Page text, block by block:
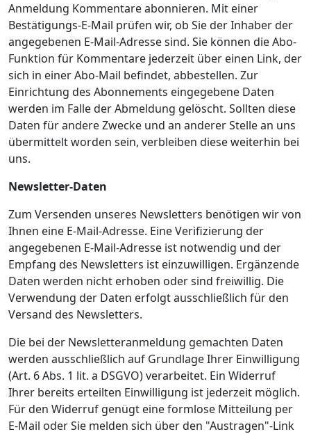
Anmeldung Kommentare abonnieren. Mit einer
Bestätigungs-E-Mail prüfen wir, ob Sie der Inhaber der
angegebenen E-Mail-Adresse sind. Sie können die Abo-
Funktion für Kommentare jederzeit über einen Link, der
sich in einer Abo-Mail befindet, abbestellen. Zur
Einrichtung des Abonnements eingegebene Daten
werden im Falle der Abmeldung gelöscht. Sollten diese
Daten für andere Zwecke und an anderer Stelle an uns
übermittelt worden sein, verbleiben diese weiterhin bei
uns.
Newsletter-Daten
Zum Versenden unseres Newsletters benötigen wir von
Ihnen eine E-Mail-Adresse. Eine Verifizierung der
angegebenen E-Mail-Adresse ist notwendig und der
Empfang des Newsletters ist einzuwilligen. Ergänzende
Daten werden nicht erhoben oder sind freiwillig. Die
Verwendung der Daten erfolgt ausschließlich für den
Versand des Newsletters.
Die bei der Newsletteranmeldung gemachten Daten
werden ausschließlich auf Grundlage Ihrer Einwilligung
(Art. 6 Abs. 1 lit. a DSGVO) verarbeitet. Ein Widerruf
Ihrer bereits erteilten Einwilligung ist jederzeit möglich.
Für den Widerruf genügt eine formlose Mitteilung per
E-Mail oder Sie melden sich über den "Austragen"-Link